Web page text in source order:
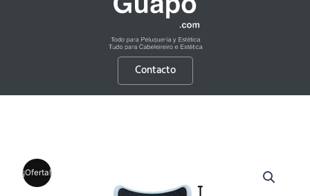
Contacto
¡Oferta!